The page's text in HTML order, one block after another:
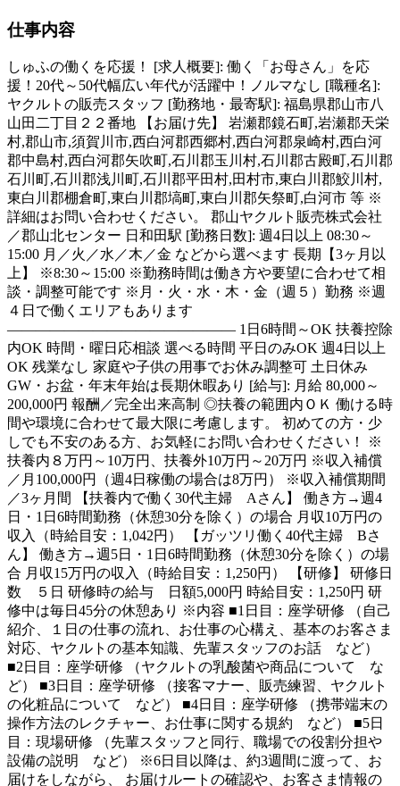
仕事内容
しゅふの働くを応援！ [求人概要]: 働く「お母さん」を応
援！20代～50代幅広い年代が活躍中！ノルマなし [職種名]:
ヤクルトの販売スタッフ [勤務地・最寄駅]: 福島県郡山市八
山田二丁目２２番地 【お届け先】 岩瀬郡鏡石町,岩瀬郡天栄
村,郡山市,須賀川市,西白河郡西郷村,西白河郡泉崎村,西白河
郡中島村,西白河郡矢吹町,石川郡玉川村,石川郡古殿町,石川郡
石川町,石川郡浅川町,石川郡平田村,田村市,東白川郡鮫川村,
東白川郡棚倉町,東白川郡塙町,東白川郡矢祭町,白河市 等 ※
詳細はお問い合わせください。 郡山ヤクルト販売株式会社
／郡山北センター 日和田駅 [勤務日数]: 週4日以上 08:30～
15:00 月／火／水／木／金 などから選べます 長期【3ヶ月以
上】 ※8:30～15:00 ※勤務時間は働き方や要望に合わせて相
談・調整可能です ※月・火・水・木・金（週５）勤務 ※週
４日で働くエリアもあります
―――――――――――――――― 1日6時間～OK 扶養控除
内OK 時間・曜日応相談 選べる時間 平日のみOK 週4日以上
OK 残業なし 家庭や子供の用事でお休み調整可 土日休み
GW・お盆・年末年始は長期休暇あり [給与]: 月給 80,000～
200,000円 報酬／完全出来高制 ◎扶養の範囲内ＯＫ 働ける時
間や環境に合わせて最大限に考慮します。 初めての方・少
しでも不安のある方、お気軽にお問い合わせください！ ※
扶養内８万円～10万円、扶養外10万円～20万円 ※収入補償
／月100,000円（週4日稼働の場合は8万円） ※収入補償期間
／3ヶ月間 【扶養内で働く30代主婦 Aさん】 働き方→週4
日・1日6時間勤務（休憩30分を除く）の場合 月収10万円の
収入（時給目安：1,042円） 【ガッツリ働く40代主婦 Bさ
ん】 働き方→週5日・1日6時間勤務（休憩30分を除く）の場
合 月収15万円の収入（時給目安：1,250円） 【研修】 研修日
数 ５日 研修時の給与 日額5,000円 時給目安：1,250円 研
修中は毎日45分の休憩あり ※内容 ■1日目：座学研修 （自己
紹介、１日の仕事の流れ、お仕事の心構え、基本のお客さま
対応、ヤクルトの基本知識、先輩スタッフのお話 など）
■2日目：座学研修 （ヤクルトの乳酸菌や商品について な
ど） ■3日目：座学研修 （接客マナー、販売練習、ヤクルト
の化粧品について など） ■4日目：座学研修 （携帯端末の
操作方法のレクチャー、お仕事に関する規約 など） ■5日
目：現場研修 （先輩スタッフと同行、職場での役割分担や
設備の説明 など） ※6日目以降は、約3週間に渡って、お
届けをしながら、 お届けルートの確認や、お客さま情報の